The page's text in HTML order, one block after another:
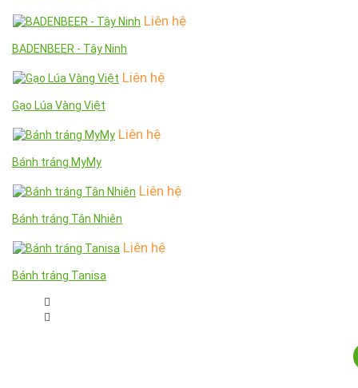
Liên hệ
BADENBEER - Tây Ninh
Liên hệ
Gạo Lúa Vàng Việt
Liên hệ
Bánh tráng MyMy
Liên hệ
Bánh tráng Tân Nhiên
Liên hệ
Bánh tráng Tanisa